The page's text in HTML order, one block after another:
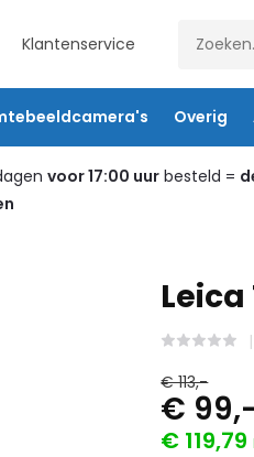
Klantenservice
Overig
voor 17:00 uurbesteld =
Leica
€ 113,-
€
€ 119,79